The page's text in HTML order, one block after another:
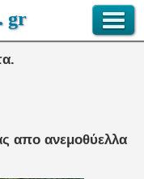
gr
απο ανεμοθύελλα